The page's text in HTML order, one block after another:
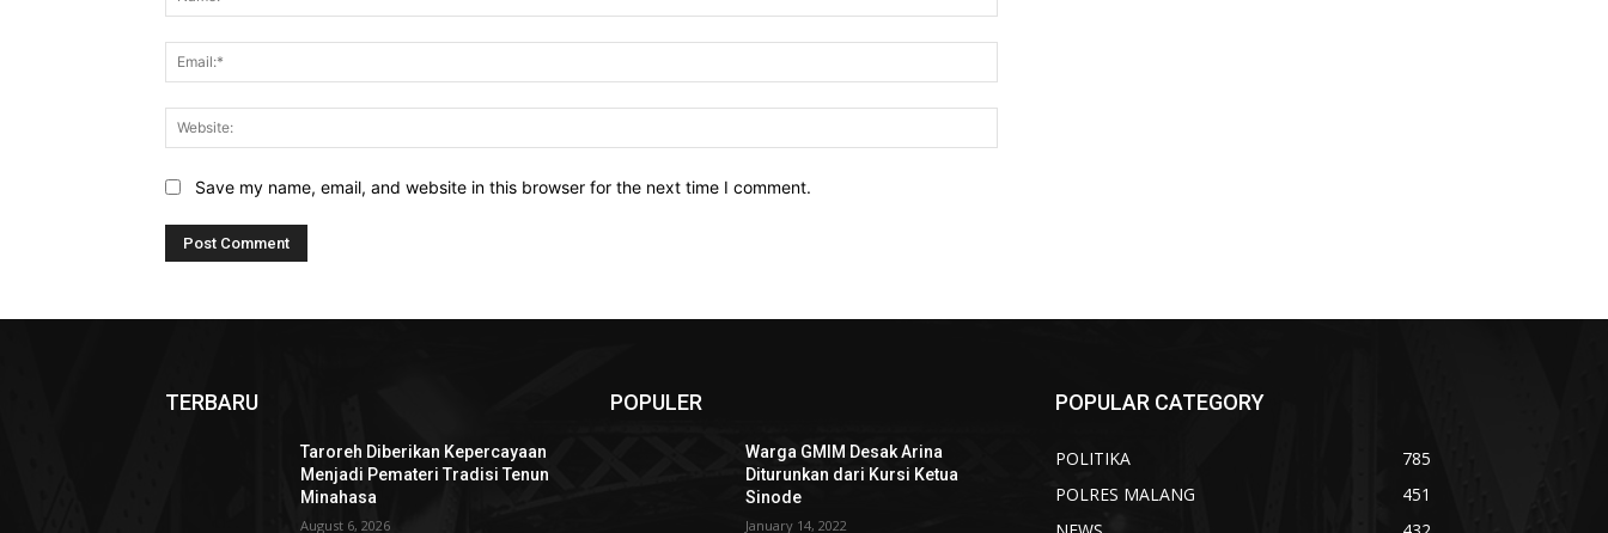
Save my name, email, and website in this browser for the next time I comment.
TERBARU
Taroreh Diberikan Kepercayaan
Menjadi Pemateri Tradisi Tenun
Minahasa
August 6, 2026
POPULER
Warga GMIM Desak Arina
Diturunkan dari Kursi Ketua
Sinode
January 14, 2022
POPULAR CATEGORY
POLITIKA
785
POLRES MALANG
451